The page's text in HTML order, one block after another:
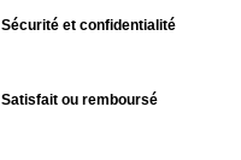
Sécurité et confidentialité
Satisfait ou remboursé